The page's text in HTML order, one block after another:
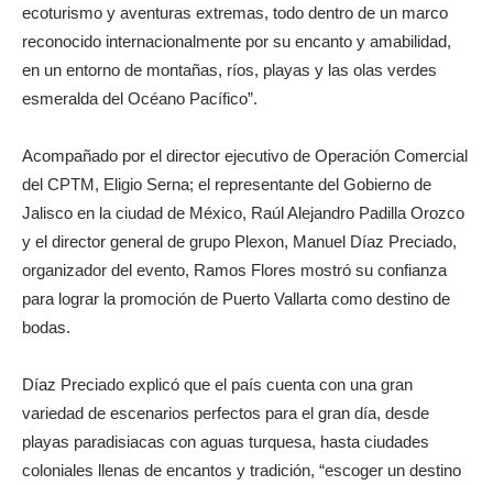
ecoturismo y aventuras extremas, todo dentro de un marco
reconocido internacionalmente por su encanto y amabilidad,
en un entorno de montañas, ríos, playas y las olas verdes
esmeralda del Océano Pacífico”.
Acompañado por el director ejecutivo de Operación Comercial
del CPTM, Eligio Serna; el representante del Gobierno de
Jalisco en la ciudad de México, Raúl Alejandro Padilla Orozco
y el director general de grupo Plexon, Manuel Díaz Preciado,
organizador del evento, Ramos Flores mostró su confianza
para lograr la promoción de Puerto Vallarta como destino de
bodas.
Díaz Preciado explicó que el país cuenta con una gran
variedad de escenarios perfectos para el gran día, desde
playas paradisiacas con aguas turquesa, hasta ciudades
coloniales llenas de encantos y tradición, “escoger un destino